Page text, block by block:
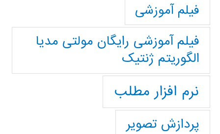
فیلم آموزشی
فیلم آموزشی رایگان مولتی مدیا
الگوریتم ژنتیک
نرم افزار مطلب
پردازش تصویر